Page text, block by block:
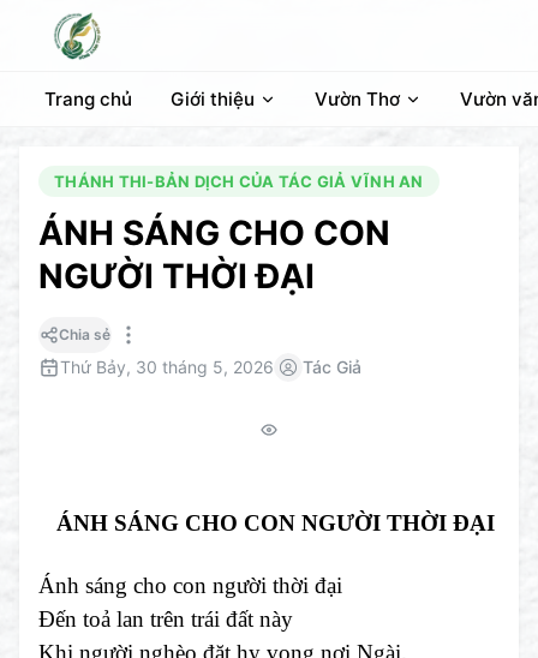
Trang chủ Giới thiệu Vườn Thơ Vườn
THÁNH THI-BẢN DỊCH CỦA TÁC GIẢ VĨNH AN
ÁNH SÁNG CHO CON
NGƯỜI THỜI ĐẠI
Chia sẻ
Thứ Bảy, 30 tháng 5, 2026 Tác Giả
ÁNH SÁNG CHO CON NGƯỜI THỜI ĐẠI
Ánh sáng cho con người thời đại
Đến toả lan trên trái đất này
Khi người nghèo đặt hy vọng nơi Ngài.